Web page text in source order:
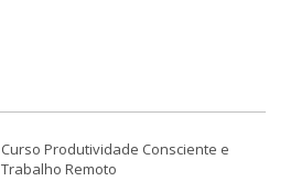
Curso Produtividade Consciente e
Trabalho Remoto